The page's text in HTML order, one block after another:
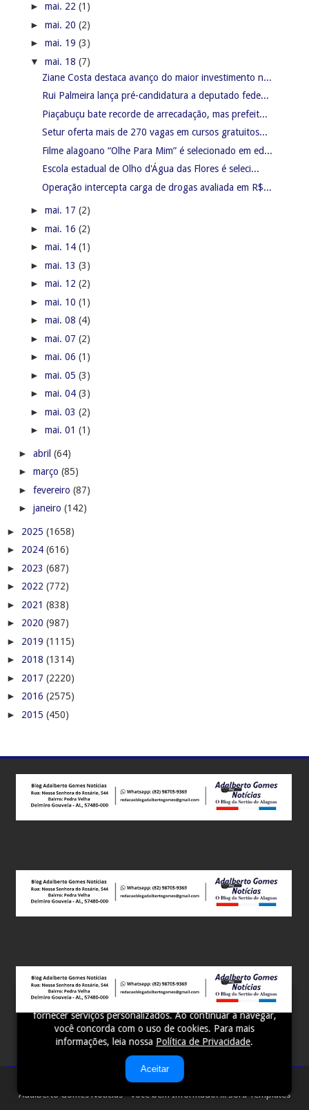
Este site utiliza cookies para melhorar sua experiência e
fornecer serviços personalizados. Ao continuar a navegar,
você concorda com o uso de cookies. Para mais
informações, leia nossa Política de Privacidade.
Aceitar
► mai. 22 (1)
► mai. 20 (2)
► mai. 19 (3)
▼ mai. 18 (7)
Ziane Costa destaca avanço do maior investimento n...
Rui Palmeira lança pré-candidatura a deputado fede...
Piaçabuçu bate recorde de arrecadação, mas prefeit...
Setur oferta mais de 270 vagas em cursos gratuitos...
Filme alagoano “Olhe Para Mim” é selecionado em ed...
Escola estadual de Olho d'Água das Flores é seleci...
Operação intercepta carga de drogas avaliada em R$...
► mai. 17 (2)
► mai. 16 (2)
► mai. 14 (1)
► mai. 13 (3)
► mai. 12 (2)
► mai. 10 (1)
► mai. 08 (4)
► mai. 07 (2)
► mai. 06 (1)
► mai. 05 (3)
► mai. 04 (3)
► mai. 03 (2)
► mai. 01 (1)
► abril (64)
► março (85)
► fevereiro (87)
► janeiro (142)
► 2025 (1658)
► 2024 (616)
► 2023 (687)
► 2022 (772)
► 2021 (838)
► 2020 (987)
► 2019 (1115)
► 2018 (1314)
► 2017 (2220)
► 2016 (2575)
► 2015 (450)
Adalberto Gomes Notícias - Você bem Informado! ...Sora Templates